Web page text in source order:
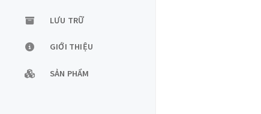
LƯU TRỮ
GIỚI THIỆU
SẢN PHẨM